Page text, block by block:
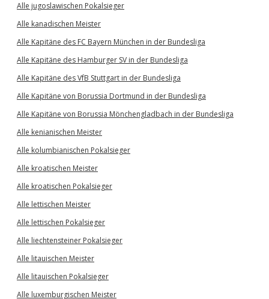
Alle jugoslawischen Pokalsieger
Alle kanadischen Meister
Alle Kapitäne des FC Bayern München in der Bundesliga
Alle Kapitäne des Hamburger SV in der Bundesliga
Alle Kapitäne des VfB Stuttgart in der Bundesliga
Alle Kapitäne von Borussia Dortmund in der Bundesliga
Alle Kapitäne von Borussia Mönchengladbach in der Bundesliga
Alle kenianischen Meister
Alle kolumbianischen Pokalsieger
Alle kroatischen Meister
Alle kroatischen Pokalsieger
Alle lettischen Meister
Alle lettischen Pokalsieger
Alle liechtensteiner Pokalsieger
Alle litauischen Meister
Alle litauischen Pokalsieger
Alle luxemburgischen Meister